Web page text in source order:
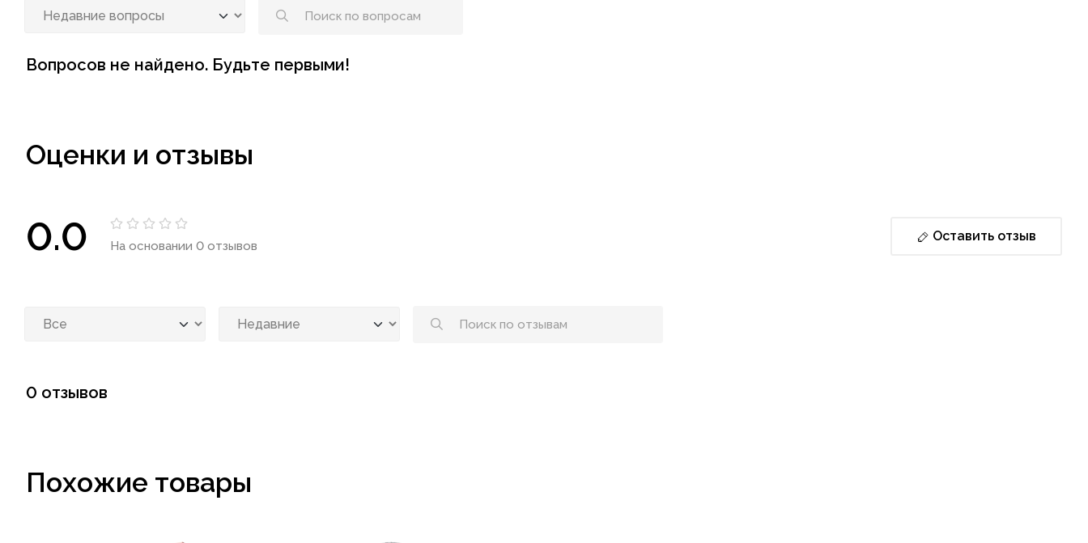
Вопросов не найдено. Будьте первыми!
Оценки и отзывы
0.0 На основании 0 отзывов
Оставить отзыв
0 отзывов
Похожие товары